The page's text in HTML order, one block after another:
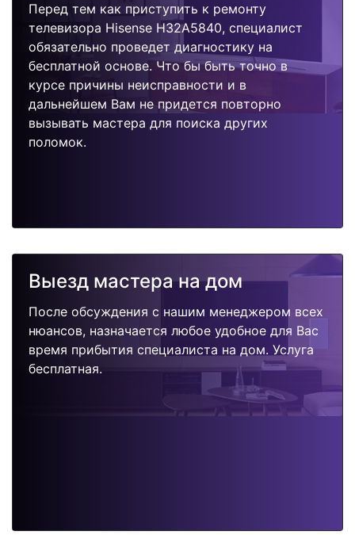
Перед тем как приступить к ремонту
телевизора Hisense H32A5840, специалист
обязательно проведет диагностику на
бесплатной основе. Что бы быть точно в
курсе причины неисправности и в
дальнейшем Вам не придется повторно
вызывать мастера для поиска других
поломок.
Выезд мастера на дом
После обсуждения с нашим менеджером всех
нюансов, назначается любое удобное для Вас
время прибытия специалиста на дом. Услуга
бесплатная.